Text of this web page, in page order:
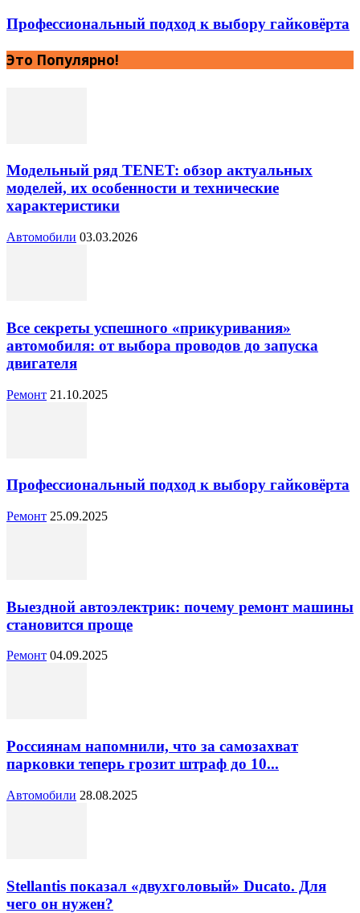
Профессиональный подход к выбору гайковёрта
Это Популярно!
Модельный ряд TENET: обзор актуальных
моделей, их особенности и технические
характеристики
Автомобили 03.03.2026
Все секреты успешного «прикуривания»
автомобиля: от выбора проводов до запуска
двигателя
Ремонт 21.10.2025
Профессиональный подход к выбору гайковёрта
Ремонт 25.09.2025
Выездной автоэлектрик: почему ремонт машины
становится проще
Ремонт 04.09.2025
Россиянам напомнили, что за самозахват
парковки теперь грозит штраф до 10...
Автомобили 28.08.2025
Stellantis показал «двухголовый» Ducato. Для
чего он нужен?